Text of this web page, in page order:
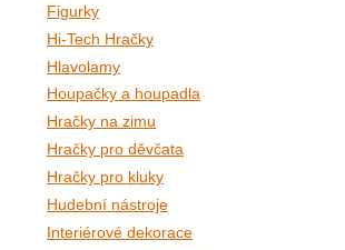
Figurky
Hi-Tech Hračky
Hlavolamy
Houpačky a houpadla
Hračky na zimu
Hračky pro děvčata
Hračky pro kluky
Hudební nástroje
Interiérové dekorace